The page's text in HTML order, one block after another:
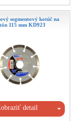
segmentový kotúč na
115 mm KD923
detail